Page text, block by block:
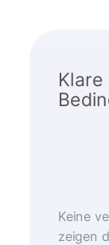
Klare
Keine
zeigen